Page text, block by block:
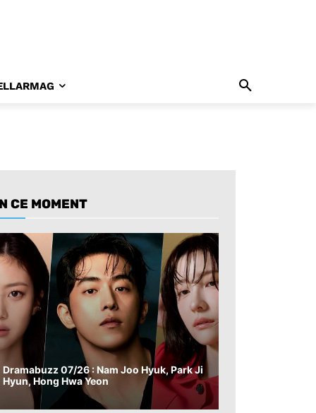
CE MOMENT
Dramabuzz 07/26 : Nam Joo Hyuk, Park Ji
Hyun, Hong Hwa Yeon